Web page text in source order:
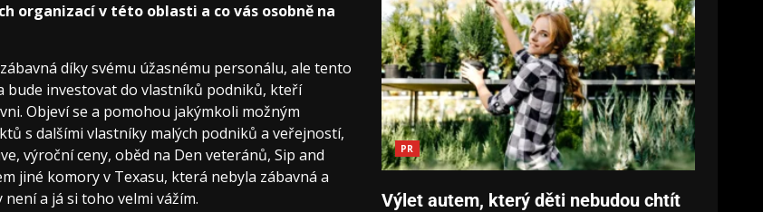
organizací v této oblasti a co vás osobně na
díky svému úžasnému personálu, ale tento
bude investovat do vlastníků podniků, kteří
Objeví se a pomohou jakýmkoli možným
s dalšími vlastníky malých podniků a veřejností,
výroční ceny, oběd na Den veteránů, Sip and
jiné komory v Texasu, která nebyla zábavná a
a já si toho velmi vážím.
PR
Výlet autem, který děti nebudou chtít